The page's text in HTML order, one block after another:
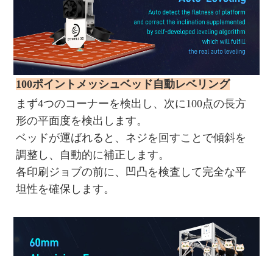
100ポイントメッシュベッド自動レベリング
まず4つのコーナーを検出し、次に100点の長方
形の平面度を検出します。
ベッドが運ばれると、ネジを回すことで傾斜を
調整し、自動的に補正します。
各印刷ジョブの前に、凹凸を検査して完全な平
坦性を確保します。